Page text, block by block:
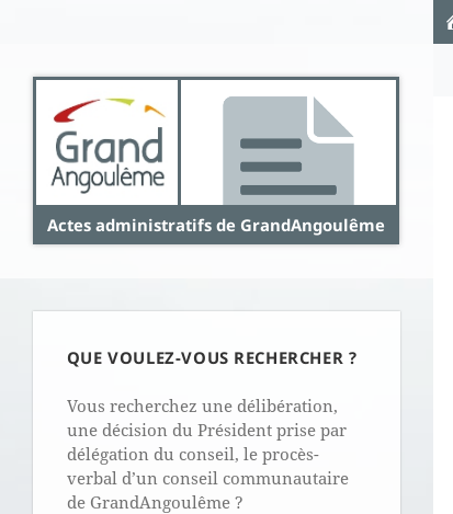
Actes administratifs de GrandAngoulême
QUE VOULEZ-VOUS RECHERCHER ?
Vous recherchez une délibération,
une décision du Président prise par
délégation du conseil, le procès-
verbal d’un conseil communautaire
de GrandAngoulême ?